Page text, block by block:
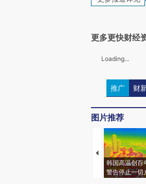
更多更快财经
Loading...
推广 财
评论区0
登录